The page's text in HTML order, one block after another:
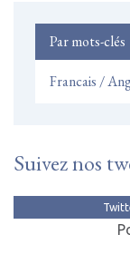
Par mots-clés
Francais /
Suivez nos